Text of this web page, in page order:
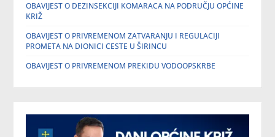
OBAVIJEST O DEZINSEKCIJI KOMARACA NA PODRUČJU OPĆINE
KRIŽ
OBAVIJEST O PRIVREMENOM ZATVARANJU I REGULACIJI
PROMETA NA DIONICI CESTE U ŠIRINCU
OBAVIJEST O PRIVREMENOM PREKIDU VODOOPSKRBE